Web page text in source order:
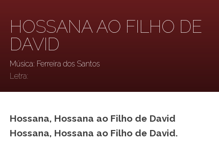
HOSSANA AO FILHO DE
DAVID
Música: Ferreira dos Santos
Letra:
Hossana, Hossana ao Filho de David
Hossana, Hossana ao Filho de David.